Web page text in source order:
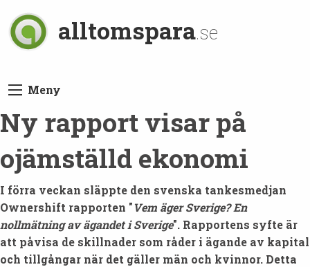
alltomspara.se
Meny
Ny rapport visar på
ojämställd ekonomi
I förra veckan släppte den svenska tankesmedjan
Ownershift rapporten "Vem äger Sverige? En
nollmätning av ägandet i Sverige". Rapportens syfte är
att påvisa de skillnader som råder i ägande av kapital
och tillgångar när det gäller män och kvinnor. Detta